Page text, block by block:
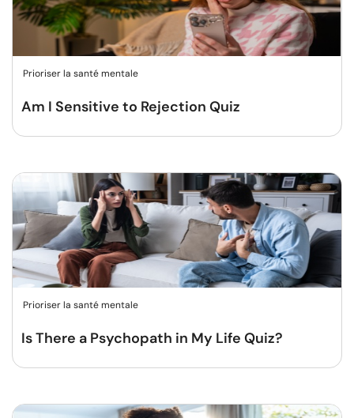
Prioriser la santé mentale
Am I Sensitive to Rejection Quiz
Prioriser la santé mentale
Is There a Psychopath in My Life Quiz?